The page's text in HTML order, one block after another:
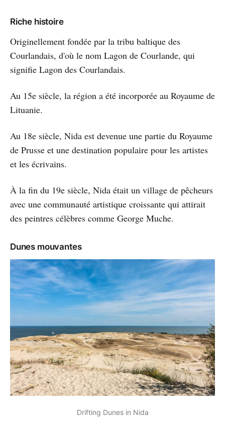
Riche histoire
Originellement fondée par la tribu baltique des
Courlandais, d'où le nom Lagon de Courlande, qui
signifie Lagon des Courlandais.
Au 15e siècle, la région a été incorporée au Royaume de
Lituanie.
Au 18e siècle, Nida est devenue une partie du Royaume
de Prusse et une destination populaire pour les artistes
et les écrivains.
À la fin du 19e siècle, Nida était un village de pêcheurs
avec une communauté artistique croissante qui attirait
des peintres célèbres comme George Muche.
Dunes mouvantes
Drifting Dunes in Nida